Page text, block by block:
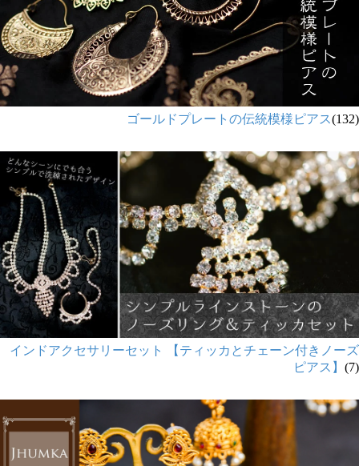
ゴールドプレートの伝統模様ピアス(132)
インドアクセサリーセット 【ティッカとチェーン付きノーズ
ピアス】 (7)